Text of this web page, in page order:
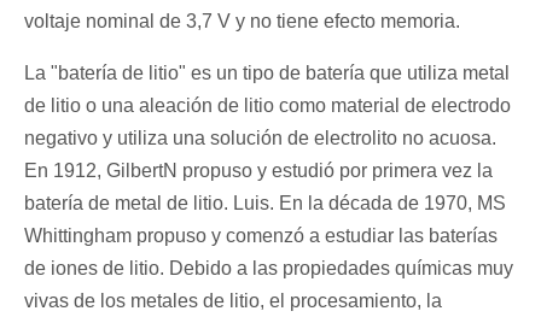
voltaje nominal de 3,7 V y no tiene efecto memoria.
La "batería de litio" es un tipo de batería que utiliza metal
de litio o una aleación de litio como material de electrodo
negativo y utiliza una solución de electrolito no acuosa.
En 1912, GilbertN propuso y estudió por primera vez la
batería de metal de litio. Luis. En la década de 1970, MS
Whittingham propuso y comenzó a estudiar las baterías
de iones de litio. Debido a las propiedades químicas muy
vivas de los metales de litio, el procesamiento, la